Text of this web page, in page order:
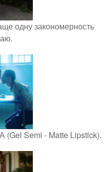
одну закономерность
Semi - Matte Lipstick).